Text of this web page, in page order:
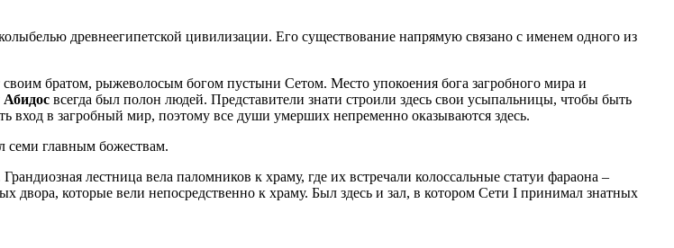
древнеегипетской цивилизации. Его существование напрямую связано с именем одного из
братом, рыжеволосым богом пустыни Сетом. Место упокоения бога загробного мира и
Абидос всегда был полон людей. Представители знати строили здесь свои усыпальницы, чтобы быть
вход в загробный мир, поэтому все души умерших непременно оказываются здесь.
семи главным божествам.
лестница вела паломников к храму, где их встречали колоссальные статуи фараона –
двора, которые вели непосредственно к храму. Был здесь и зал, в котором Сети I принимал знатных